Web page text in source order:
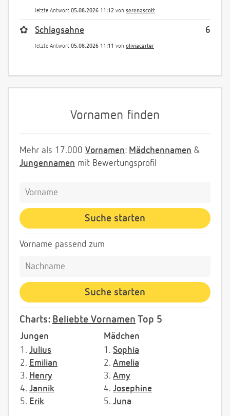
letzte Antwort 05.08.2026 11:12 von serenascott
6
✿ Schlagsahne
letzte Antwort 05.08.2026 11:11 von oliviacarter
Vornamen finden
Mehr als 17.000 Vornamen: Mädchennamen &
Jungennamen mit Bewertungsprofil
Vorname passend zum
Charts: Beliebte Vornamen Top 5
Jungen
Mädchen
1. Julius
2. Emilian
3. Henry
4. Jannik
5. Erik
1. Sophia
2. Amelia
3. Amy
4. Josephine
5. Juna